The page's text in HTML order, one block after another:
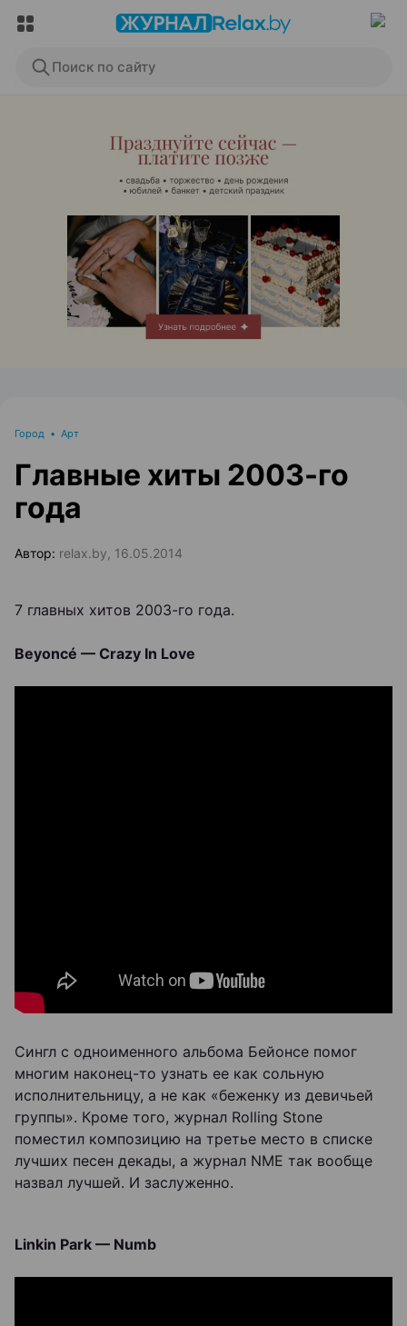
Поиск по сайту
ЭФФЕКТИВНАЯ РЕКЛАМА НА САЙТЕ
Город • Арт
Главные хиты 2003-го
года
Автор: relax.by, 16.05.2014
7 главных хитов 2003-го года.
Beyoncé — Crazy In Love
Сингл с одноименного альбома Бейонсе помог
многим наконец-то узнать ее как сольную
исполнительницу, а не как «беженку из девичьей
группы». Кроме того, журнал Rolling Stone
поместил композицию на третье место в списке
лучших песен декады, а журнал NME так вообще
назвал лучшей. И заслуженно.
Linkin Park — Numb